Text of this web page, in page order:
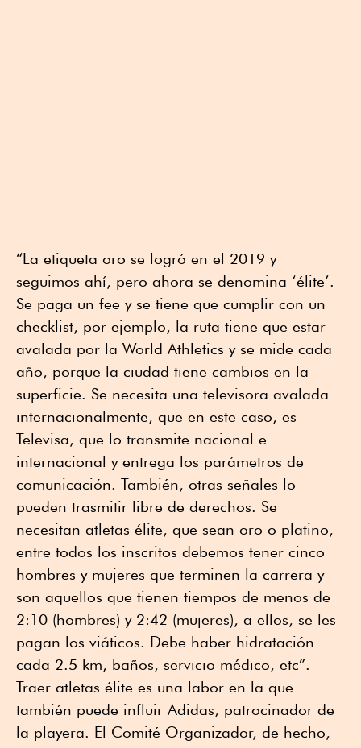
“La etiqueta oro se logró en el 2019 y
seguimos ahí, pero ahora se denomina ‘élite’.
Se paga un fee y se tiene que cumplir con un
checklist, por ejemplo, la ruta tiene que estar
avalada por la World Athletics y se mide cada
año, porque la ciudad tiene cambios en la
superficie. Se necesita una televisora avalada
internacionalmente, que en este caso, es
Televisa, que lo transmite nacional e
internacional y entrega los parámetros de
comunicación. También, otras señales lo
pueden trasmitir libre de derechos. Se
necesitan atletas élite, que sean oro o platino,
entre todos los inscritos debemos tener cinco
hombres y mujeres que terminen la carrera y
son aquellos que tienen tiempos de menos de
2:10 (hombres) y 2:42 (mujeres), a ellos, se les
pagan los viáticos. Debe haber hidratación
cada 2.5 km, baños, servicio médico, etc”.
Traer atletas élite es una labor en la que
también puede influir Adidas, patrocinador de
la playera. El Comité Organizador, de hecho,